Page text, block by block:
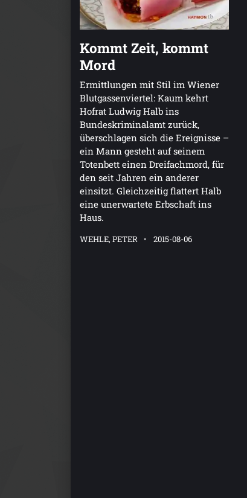
Kommt Zeit, kommt
Mord
Ermittlungen mit Stil im Wiener
Blutgassenviertel: Kaum kehrt
Hofrat Ludwig Halb ins
Bundeskriminalamt zurück,
überschlagen sich die Ereignisse –
ein Mann gesteht auf seinem
Totenbett einen Dreifachmord, für
den seit Jahren ein anderer
einsitzt. Gleichzeitig flattert Halb
eine unerwartete Erbschaft ins
Haus.
WEHLE, PETER 2015-08-06